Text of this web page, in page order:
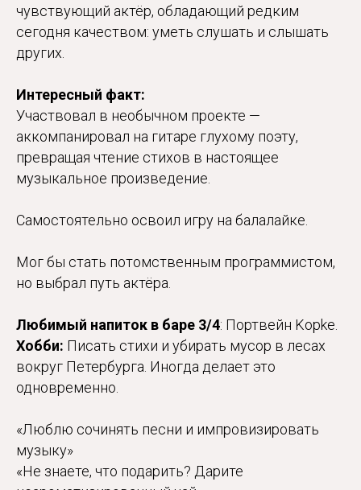
чувствующий актёр, обладающий редким
сегодня качеством: уметь слушать и слышать
других.
Интересный факт:
Участвовал в необычном проекте —
аккомпанировал на гитаре глухому поэту,
превращая чтение стихов в настоящее
музыкальное произведение.
Самостоятельно освоил игру на балалайке.
Мог бы стать потомственным программистом,
но выбрал путь актёра.
Любимый напиток в баре 3/4: Портвейн Kopke.
Хобби: Писать стихи и убирать мусор в лесах
вокруг Петербурга. Иногда делает это
одновременно.
«Люблю сочинять песни и импровизировать
музыку»
«Не знаете, что подарить? Дарите